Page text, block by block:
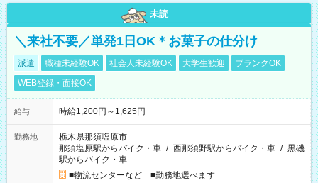
未読
＼来社不要／単発1日OK＊お菓子の仕分け
派遣 職種未経験OK 社会人未経験OK 大学生歓迎
ブランクOK
WEB登録・面接OK
給与 時給1,200円～1,625円
勤務地
栃木県那須塩原市
那須塩原駅からバイク・車 / 西那須野駅からバイク・車 / 黒磯
駅からバイク・車
■物流センターなど ■勤務地選べます